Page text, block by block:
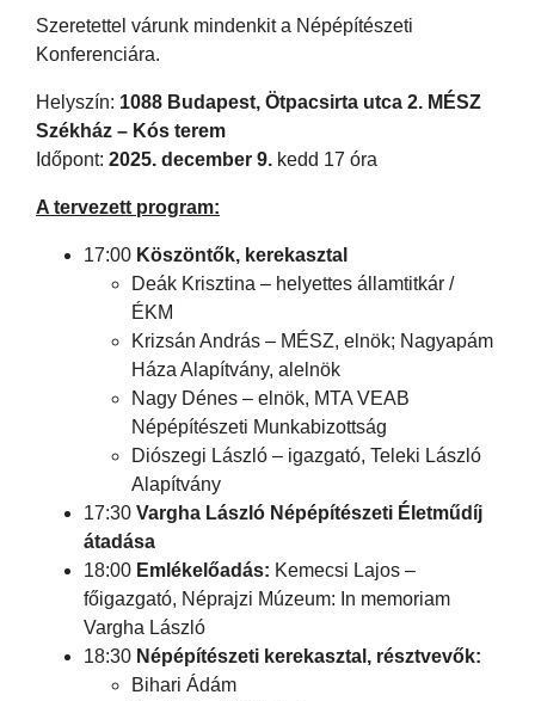
Szeretettel várunk mindenkit a Népépítészeti
Konferenciára.
Helyszín: 1088 Budapest, Ötpacsirta utca 2. MÉSZ
Székház – Kós terem
Időpont: 2025. december 9. kedd 17 óra
A tervezett program:
17:00 Köszöntők, kerekasztal
Deák Krisztina – helyettes államtitkár /
ÉKM
Krizsán András – MÉSZ, elnök; Nagyapám
Háza Alapítvány, alelnök
Nagy Dénes – elnök, MTA VEAB
Népépítészeti Munkabizottság
Diószegi László – igazgató, Teleki László
Alapítvány
17:30 Vargha László Népépítészeti Életműdíj
átadása
18:00 Emlékelőadás: Kemecsi Lajos –
főigazgató, Néprajzi Múzeum: In memoriam
Vargha László
18:30 Népépítészeti kerekasztal, résztvevők:
Bihari Ádám